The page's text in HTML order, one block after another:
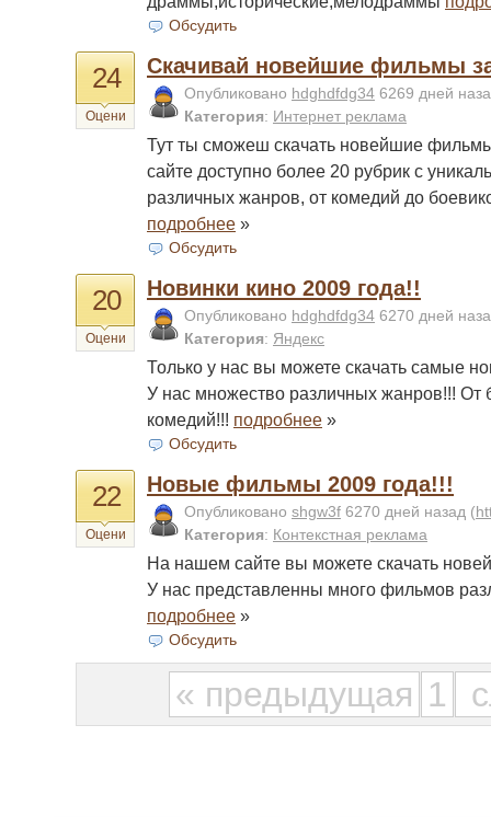
Обсудить
24
Оцени
Скачивай новейшие фильмы
Опубликовано hdghdfdg34 6269 дней
Категория: Интернет реклама
Тут ты сможеш скачать новейшие
сайте доступно более 20 рубрик с
различных жанров, от комедий до
подробнее »
Обсудить
20
Оцени
Новинки кино 2009 года!!
Опубликовано hdghdfdg34 6270 дней
Категория: Яндекс
Только у нас вы можете скачать самые
У нас множество различных жанров!!! От
комедий!!! подробнее »
Обсудить
22
Оцени
Новые фильмы 2009 года!!!
Опубликовано shgw3f 6270 дней назад (
Категория: Контекстная реклама
На нашем сайте вы можете скачать
У нас представленны много фильмов
подробнее »
Обсудить
« предыдущая 1